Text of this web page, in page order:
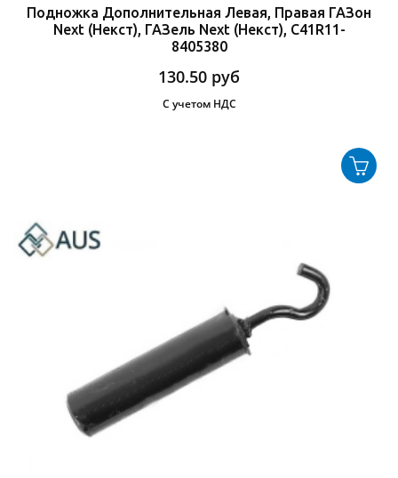
Подножка Дополнительная Левая, Правая ГАЗон
Next (Некст), ГАЗель Next (Некст), С41R11-
8405380
130.50 руб
С учетом НДС